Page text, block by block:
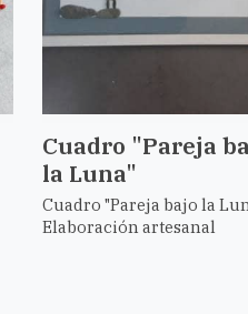
Cuadro "Pareja
la Luna"
Cuadro "Pareja bajo la
Elaboración artesanal